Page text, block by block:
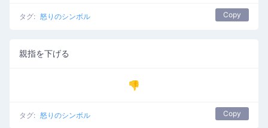
タグ: 怒りのシンボル Copy
親指を下げる
👎
タグ: 怒りのシンボル Copy